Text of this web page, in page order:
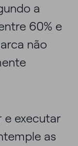
a
60% e
não
e executar
as